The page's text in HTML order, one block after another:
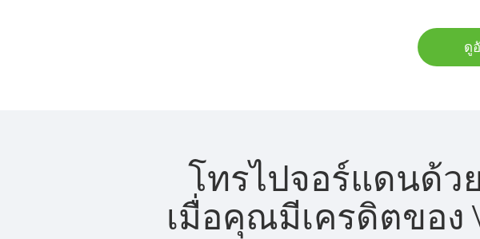
ดู
โทรไปจอร์แดนด้ว
เมื่อคุณมีเครดิตของ